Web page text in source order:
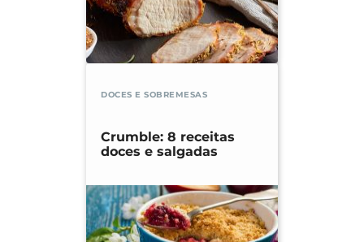
DOCES E SOBREMESAS
Crumble: 8 receitas
doces e salgadas